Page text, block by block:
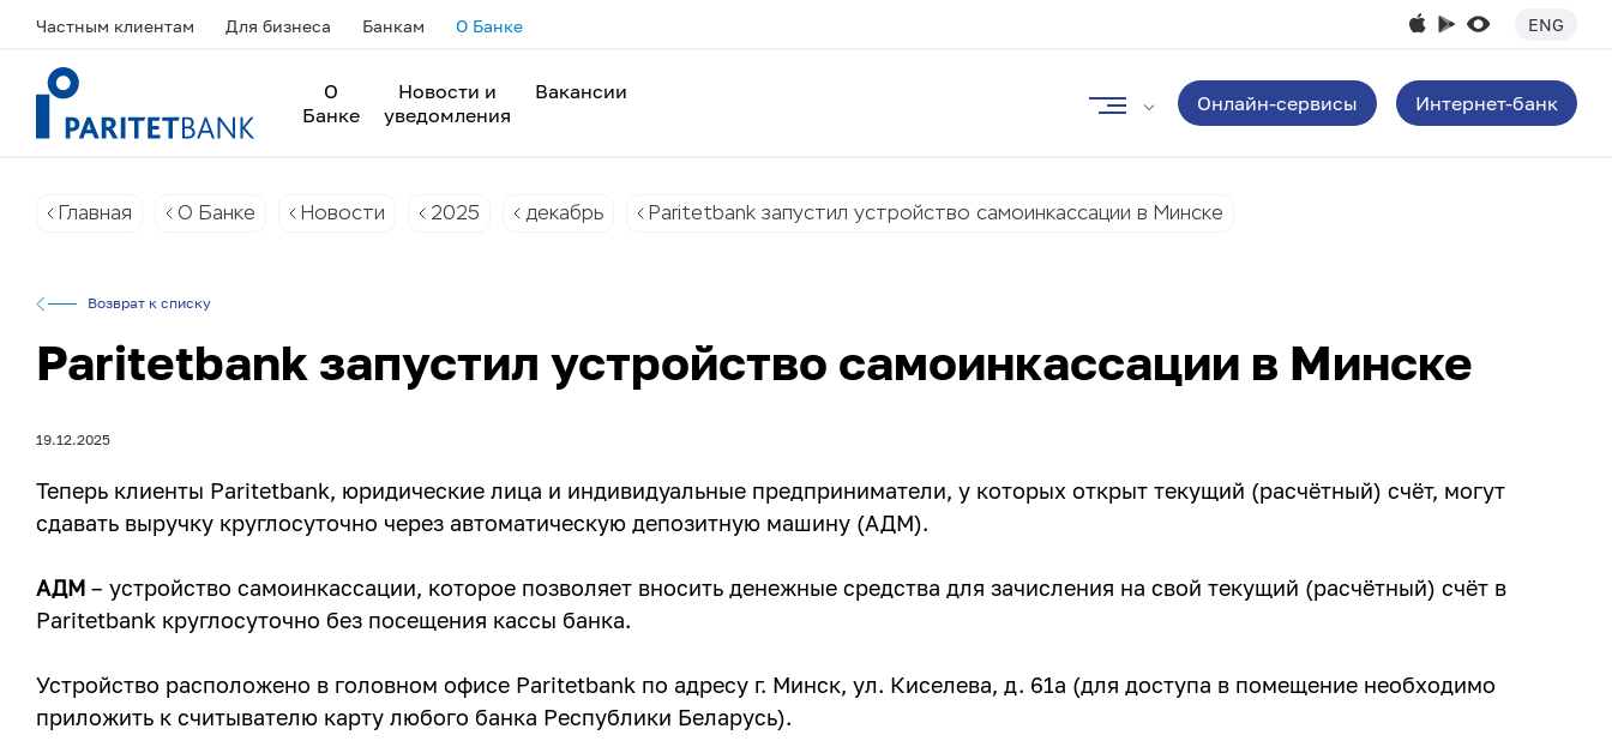
Частным клиентам Для бизнеса Банкам О Банке ENG
О
Банке
Новости и
уведомления
Вакансии Онлайн-сервисы Интернет-банк
Главная О Банке Новости 2025 декабрь Paritetbank запустил устройство самоинкассации в Минске
Возврат к списку
Paritetbank запустил устройство самоинкассации в Минске
19.12.2025
Теперь клиенты Paritetbank, юридические лица и индивидуальные предприниматели, у которых открыт текущий (расчётный) счёт, могут
сдавать выручку круглосуточно через автоматическую депозитную машину (АДМ).
АДМ– устройство самоинкассации, которое позволяет вносить денежные средства для зачисления на свой текущий (расчётный) счёт в
Paritetbank круглосуточно без посещения кассы банка.
Устройство расположено в головном офисе Paritetbank по адресу г. Минск, ул. Киселева, д. 61а (для доступа в помещение необходимо
приложить к считывателю карту любого банка Республики Беларусь).